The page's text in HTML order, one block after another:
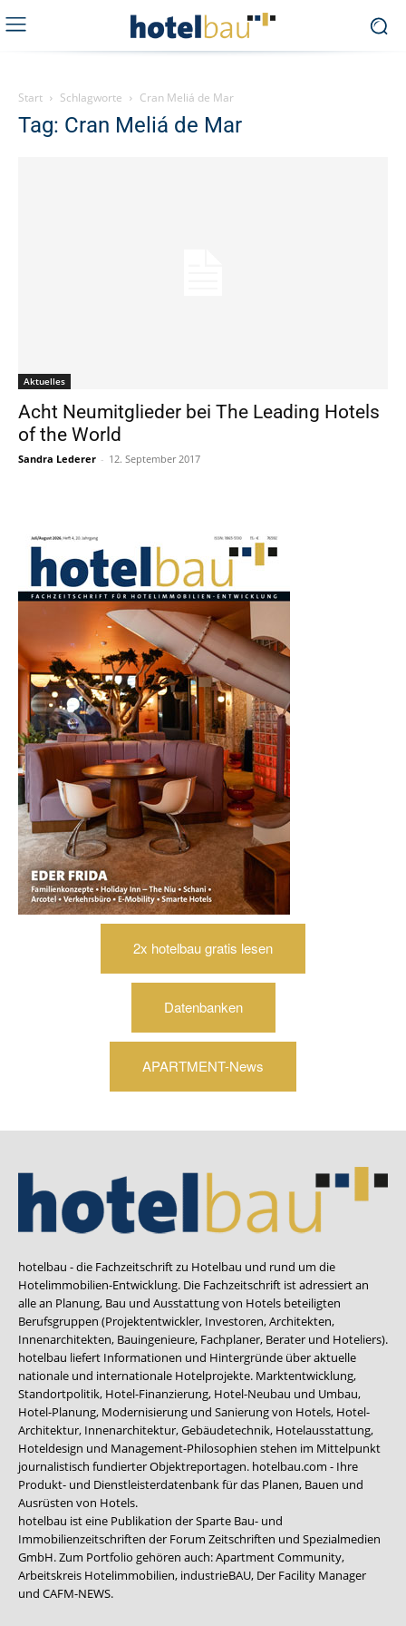
Start Schlagworte Cran Meliá de Mar
Tag: Cran Meliá de Mar
Aktuelles
Acht Neumitglieder bei The Leading Hotels
of the World
Sandra Lederer - 12. September 2017
2x hotelbau gratis lesen
Datenbanken
APARTMENT-News
hotelbau - die Fachzeitschrift zu Hotelbau und rund um die
Hotelimmobilien-Entwicklung. Die Fachzeitschrift ist adressiert an
alle an Planung, Bau und Ausstattung von Hotels beteiligten
Berufsgruppen (Projektentwickler, Investoren, Architekten,
Innenarchitekten, Bauingenieure, Fachplaner, Berater und Hoteliers).
hotelbau liefert Informationen und Hintergründe über aktuelle
nationale und internationale Hotelprojekte. Marktentwicklung,
Standortpolitik, Hotel-Finanzierung, Hotel-Neubau und Umbau,
Hotel-Planung, Modernisierung und Sanierung von Hotels, Hotel-
Architektur, Innenarchitektur, Gebäudetechnik, Hotelausstattung,
Hoteldesign und Management-Philosophien stehen im Mittelpunkt
journalistisch fundierter Objektreportagen. hotelbau.com - Ihre
Produkt- und Dienstleisterdatenbank für das Planen, Bauen und
Ausrüsten von Hotels.
hotelbau ist eine Publikation der Sparte Bau- und
Immobilienzeitschriften der Forum Zeitschriften und Spezialmedien
GmbH. Zum Portfolio gehören auch:Apartment Community,
Arbeitskreis Hotelimmobilien, industrieBAU, Der Facility Manager
und CAFM-NEWS.